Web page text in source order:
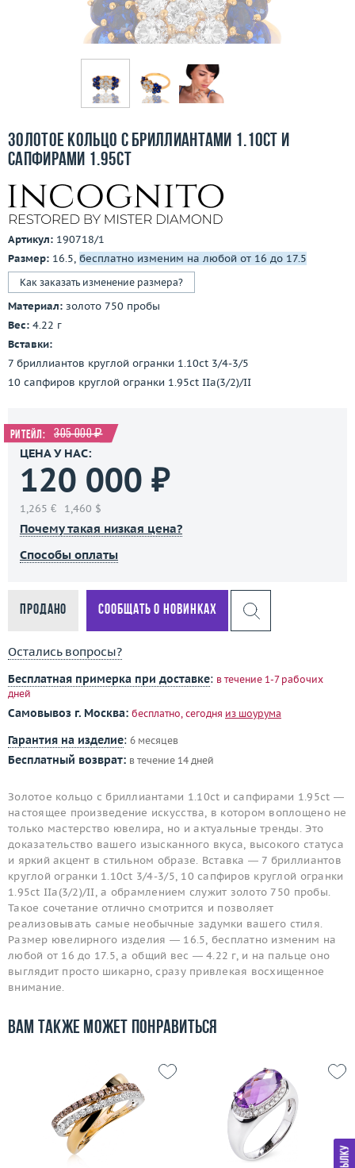
Бесплатная доставка
Покупка и оплата
Контакты
3D-тур по шоуруму
Золотое кольцо с бриллиантами 1.10ct и
сапфирами 1.95ct
Артикул: 190718/1
Размер: 16.5, бесплатно изменим на любой от 16 до 17.5
Как заказать изменение размера?
Материал: золото 750 пробы
Вес: 4.22 г
Вставки:
7 бриллиантов круглой огранки 1.10ct 3/4-3/5
10 сапфиров круглой огранки 1.95ct IIa(3/2)/II
Ритейл: 305 000 ₽
ЦЕНА У НАС:
120 000 ₽
1,265 € 1,460 $
Почему такая низкая цена?
Способы оплаты
Продано Сообщать о новинках
Остались вопросы?
Бесплатная примерка при доставке: в течение 1-7 рабочих
дней
Самовывоз г. Москва: бесплатно, сегодня из шоурума
Гарантия на изделие: 6 месяцев
Бесплатный возврат: в течение 14 дней
Золотое кольцо с бриллиантами 1.10ct и сапфирами 1.95ct —
настоящее произведение искусства, в котором воплощено не
только мастерство ювелира, но и актуальные тренды. Это
доказательство вашего изысканного вкуса, высокого статуса
и яркий акцент в стильном образе. Вставка — 7 бриллиантов
круглой огранки 1.10ct 3/4-3/5, 10 сапфиров круглой огранки
1.95ct IIa(3/2)/II, а обрамлением служит золото 750 пробы.
Такое сочетание отлично смотрится и позволяет
реализовывать самые необычные задумки вашего стиля.
Размер ювелирного изделия — 16.5, бесплатно изменим на
любой от 16 до 17.5, а общий вес — 4.22 г, и на пальце оно
выглядит просто шикарно, сразу привлекая восхищенное
внимание.
Вам также может понравиться